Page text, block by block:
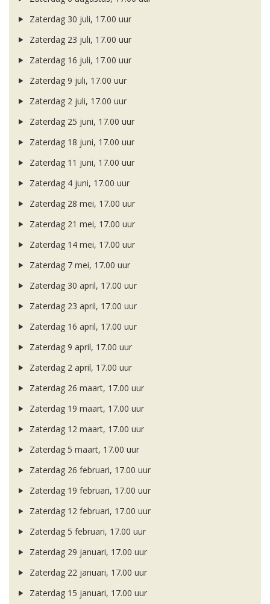
Zaterdag 30 juli, 17.00 uur
Zaterdag 23 juli, 17.00 uur
Zaterdag 16 juli, 17.00 uur
Zaterdag 9 juli, 17.00 uur
Zaterdag 2 juli, 17.00 uur
Zaterdag 25 juni, 17.00 uur
Zaterdag 18 juni, 17.00 uur
Zaterdag 11 juni, 17.00 uur
Zaterdag 4 juni, 17.00 uur
Zaterdag 28 mei, 17.00 uur
Zaterdag 21 mei, 17.00 uur
Zaterdag 14 mei, 17.00 uur
Zaterdag 7 mei, 17.00 uur
Zaterdag 30 april, 17.00 uur
Zaterdag 23 april, 17.00 uur
Zaterdag 16 april, 17.00 uur
Zaterdag 9 april, 17.00 uur
Zaterdag 2 april, 17.00 uur
Zaterdag 26 maart, 17.00 uur
Zaterdag 19 maart, 17.00 uur
Zaterdag 12 maart, 17.00 uur
Zaterdag 5 maart, 17.00 uur
Zaterdag 26 februari, 17.00 uur
Zaterdag 19 februari, 17.00 uur
Zaterdag 12 februari, 17.00 uur
Zaterdag 5 februari, 17.00 uur
Zaterdag 29 januari, 17.00 uur
Zaterdag 22 januari, 17.00 uur
Zaterdag 15 januari, 17.00 uur